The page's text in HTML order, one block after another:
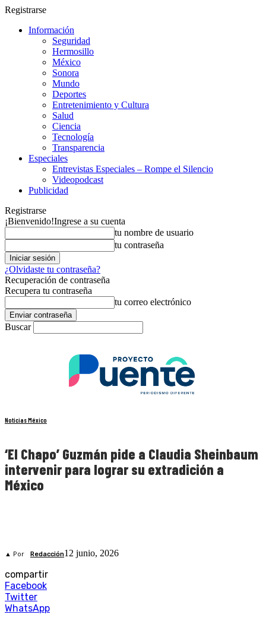
Registrarse
Información
Seguridad
Hermosillo
México
Sonora
Mundo
Deportes
Entretenimiento y Cultura
Salud
Ciencia
Tecnología
Transparencia
Especiales
Entrevistas Especiales – Rompe el Silencio
Videopodcast
Publicidad
Registrarse
¡Bienvenido!Ingrese a su cuenta
tu nombre de usuario
tu contraseña
¿Olvidaste tu contraseña?
Recuperación de contraseña
Recupera tu contraseña
tu correo electrónico
Buscar
Noticias México
‘El Chapo’ Guzmán pide a Claudia Sheinbaum
intervenir para lograr su extradición a
México
▲ Por Redacción12 junio, 2026
compartir
Facebook
Twitter
WhatsApp